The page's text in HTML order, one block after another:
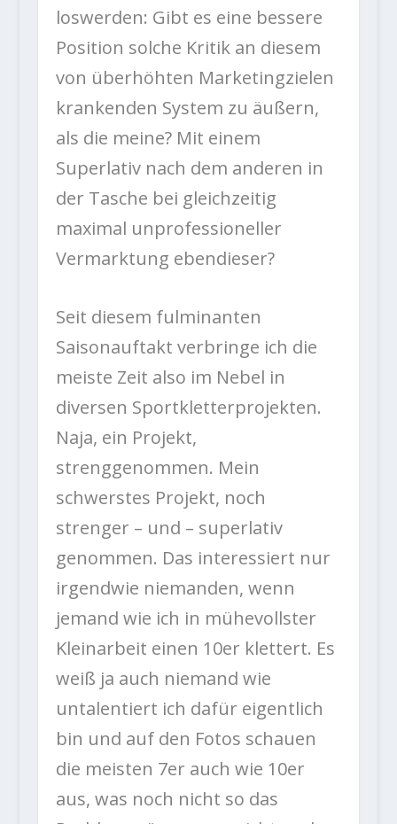
loswerden: Gibt es eine bessere
Position solche Kritik an diesem
von überhöhten Marketingzielen
krankenden System zu äußern,
als die meine? Mit einem
Superlativ nach dem anderen in
der Tasche bei gleichzeitig
maximal unprofessioneller
Vermarktung ebendieser?
Seit diesem fulminanten
Saisonauftakt verbringe ich die
meiste Zeit also im Nebel in
diversen Sportkletterprojekten.
Naja, ein Projekt,
strenggenommen. Mein
schwerstes Projekt, noch
strenger – und – superlativ
genommen. Das interessiert nur
irgendwie niemanden, wenn
jemand wie ich in mühevollster
Kleinarbeit einen 10er klettert. Es
weiß ja auch niemand wie
untalentiert ich dafür eigentlich
bin und auf den Fotos schauen
die meisten 7er auch wie 10er
aus, was noch nicht so das